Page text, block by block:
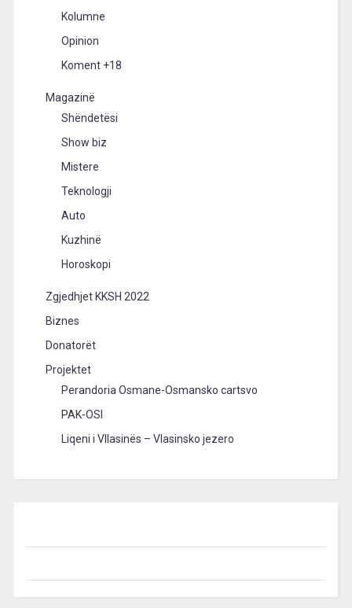
Kolumne
Opinion
Koment +18
Magazinë
Shëndetësi
Show biz
Mistere
Teknologji
Auto
Kuzhinë
Horoskopi
Zgjedhjet KKSH 2022
Biznes
Donatorët
Projektet
Perandoria Osmane-Osmansko cartsvo
PAK-OSI
Liqeni i Vllasinës – Vlasinsko jezero